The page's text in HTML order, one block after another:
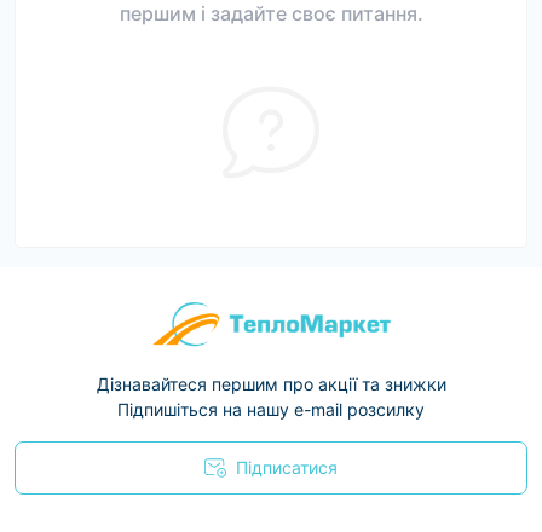
першим і задайте своє питання.
Дізнавайтеся першим про акції та знижки
Підпишіться на нашу e-mail розсилку
Підписатися